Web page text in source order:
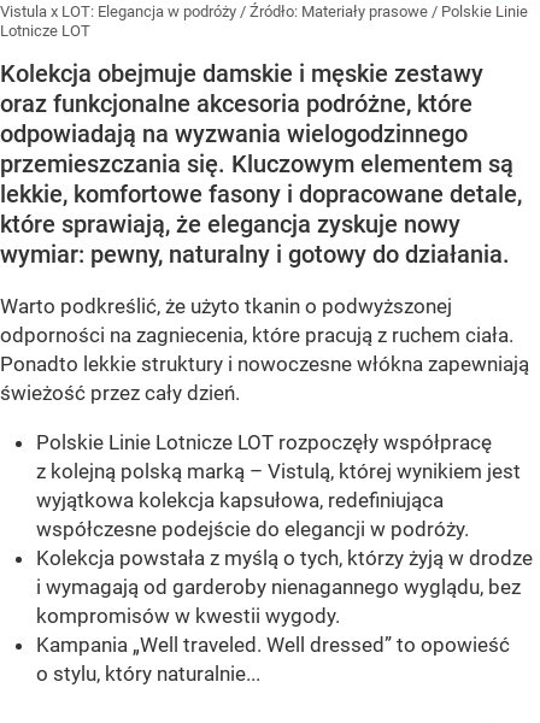
Vistula x LOT: Elegancja w podróży / Źródło: Materiały prasowe / Polskie Linie
Lotnicze LOT
Kolekcja obejmuje damskie i męskie zestawy
oraz funkcjonalne akcesoria podróżne, które
odpowiadają na wyzwania wielogodzinnego
przemieszczania się. Kluczowym elementem są
lekkie, komfortowe fasony i dopracowane detale,
które sprawiają, że elegancja zyskuje nowy
wymiar: pewny, naturalny i gotowy do działania.
Warto podkreślić, że użyto tkanin o podwyższonej
odporności na zagniecenia, które pracują z ruchem ciała.
Ponadto lekkie struktury i nowoczesne włókna zapewniają
świeżość przez cały dzień.
Polskie Linie Lotnicze LOT rozpoczęły współpracę
z kolejną polską marką – Vistulą, której wynikiem jest
wyjątkowa kolekcja kapsułowa, redefiniująca
współczesne podejście do elegancji w podróży.
Kolekcja powstała z myślą o tych, którzy żyją w drodze
i wymagają od garderoby nienagannego wyglądu, bez
kompromisów w kwestii wygody.
Kampania „Well traveled. Well dressed” to opowieść
o stylu, który naturalnie...